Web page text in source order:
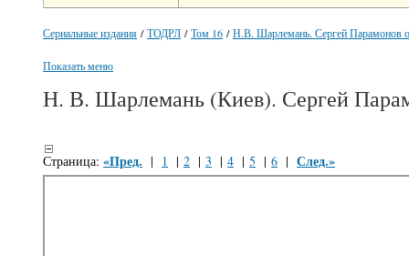
Сериальные издания /ТОДРЛ /Том 16 /Н.В. Шарлемань. Сергей Парамонов
Показать меню
Н. В. Шарлемань (Киев). Сергей
Страница: «Пред. | 1 | 2 | 3 | 4 | 5 | 6 | След.»